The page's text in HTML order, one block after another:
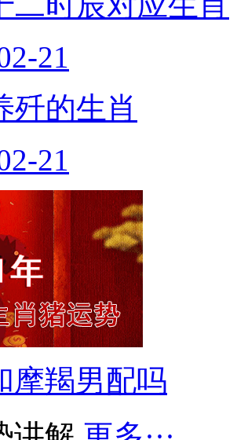
二时辰对应生肖
21
歼的生肖
21
摩羯男配吗